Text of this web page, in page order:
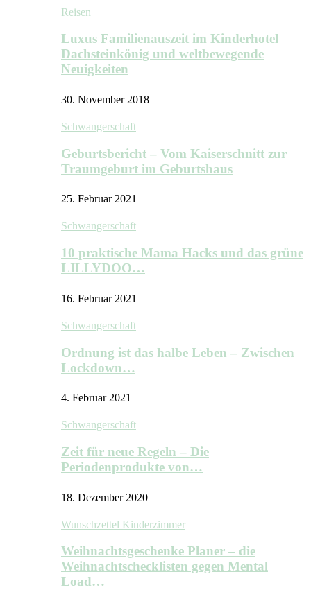
Reisen
Luxus Familienauszeit im Kinderhotel
Dachsteinkönig und weltbewegende
Neuigkeiten
30. November 2018
Schwangerschaft
Geburtsbericht – Vom Kaiserschnitt zur
Traumgeburt im Geburtshaus
25. Februar 2021
Schwangerschaft
10 praktische Mama Hacks und das grüne
LILLYDOO…
16. Februar 2021
Schwangerschaft
Ordnung ist das halbe Leben – Zwischen
Lockdown…
4. Februar 2021
Schwangerschaft
Zeit für neue Regeln – Die
Periodenprodukte von…
18. Dezember 2020
Wunschzettel Kinderzimmer
Weihnachtsgeschenke Planer – die
Weihnachtschecklisten gegen Mental
Load…